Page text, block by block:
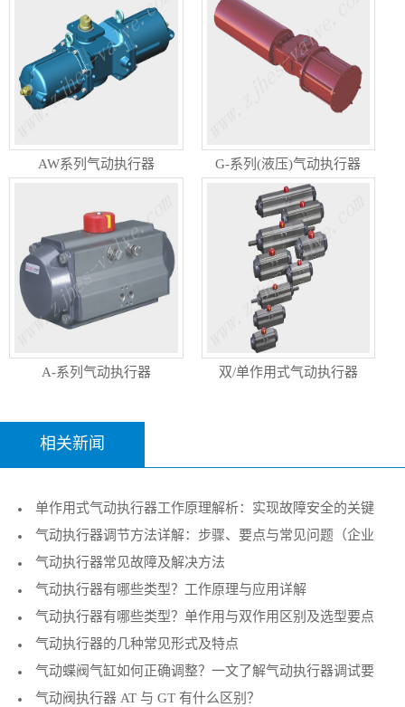
AW系列气动执行器 G-系列(液压)气动执行器
A-系列气动执行器 双/单作用式气动执行器
相关新闻
单作用式气动执行器工作原理解析：实现故障安全的关键
执行机构
气动执行器调节方法详解：步骤、要点与常见问题（企业
技术指南）
气动执行器常见故障及解决方法
气动执行器有哪些类型？工作原理与应用详解
气动执行器有哪些类型？单作用与双作用区别及选型要点
气动执行器的几种常见形式及特点
气动蝶阀气缸如何正确调整？一文了解气动执行器调试要
点 气动阀执行器 AT 与 GT 有什么区别？